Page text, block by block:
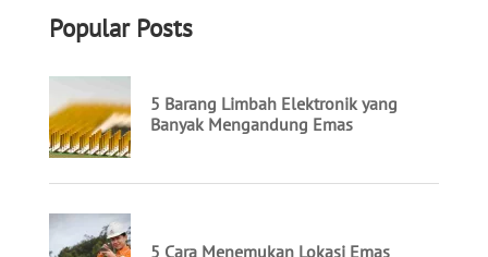
Popular Posts